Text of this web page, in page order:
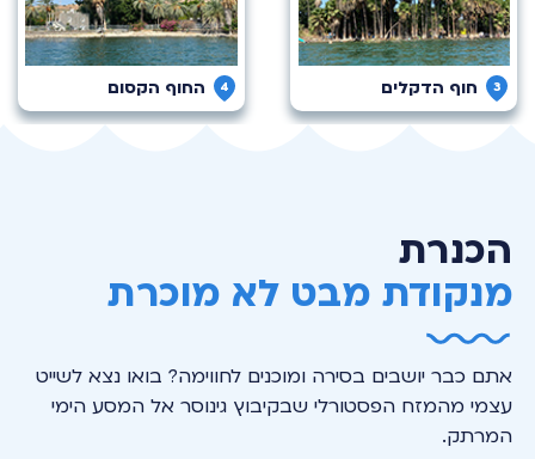
3 חוף הדקלים 4 החוף הקסום
5 הנחל הנעלם המפל הנעלם
הכנרת
מנקודת מבט לא מוכרת
אתם כבר יושבים בסירה ומוכנים לחווימה? בואו נצא לשייט
עצמי מהמזח הפסטורלי שבקיבוץ גינוסר אל המסע הימי
המרתק.